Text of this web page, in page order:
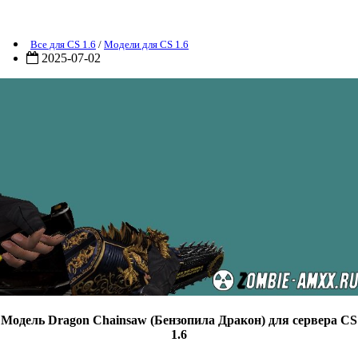
Все для CS 1.6 / Модели для CS 1.6
2025-07-02
Модель Dragon Chainsaw (Бензопила Дракон) для сервера CS
1.6